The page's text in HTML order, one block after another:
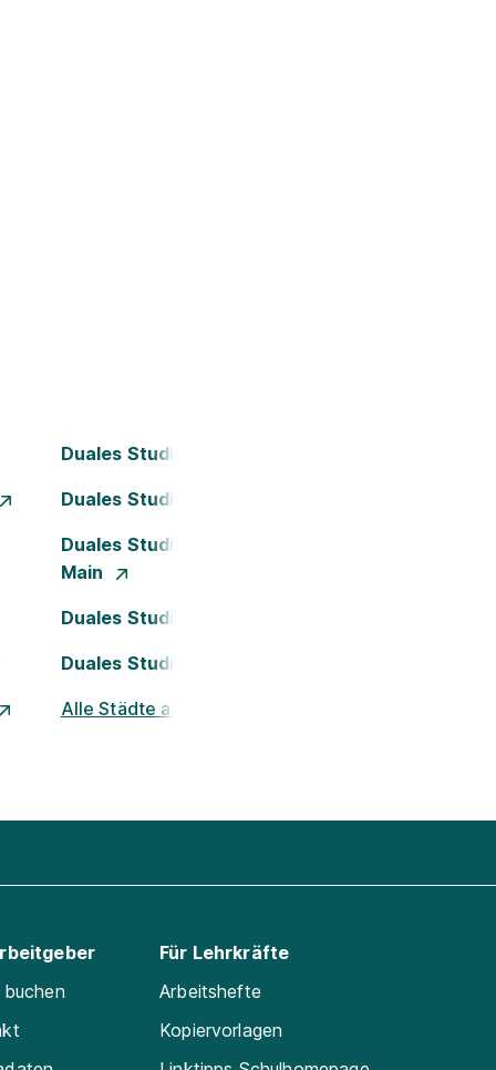
Duales Studium Bochum
Duales Studium Dortmund
Duales Studium Frankfurt am
Main
Duales Studium Köln
Duales Studium Nürnberg
Alle Städte ansehen
Für Lehrkräfte
Arbeitshefte
Kopiervorlagen